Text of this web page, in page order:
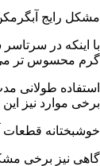
مشکل رایج
با اینکه در
گرم محسوس تر
استفاده طولانی
برخی موارد نیز
خوشبختانه قطعات
گاهی نیز برخی